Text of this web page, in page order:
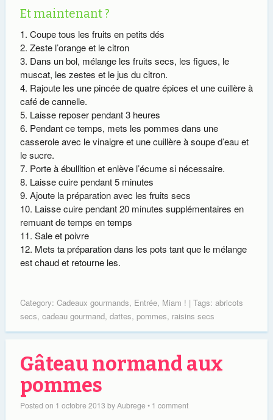
Et maintenant ?
Coupe tous les fruits en petits dés
Zeste l’orange et le citron
Dans un bol, mélange les fruits secs, les figues, le
muscat, les zestes et le jus du citron.
Rajoute les une pincée de quatre épices et une cuillère à
café de cannelle.
Laisse reposer pendant 3 heures
Pendant ce temps, mets les pommes dans une
casserole avec le vinaigre et une cuillère à soupe d’eau et
le sucre.
Porte à ébullition et enlève l’écume si nécessaire.
Laisse cuire pendant 5 minutes
Ajoute la préparation avec les fruits secs
Laisse cuire pendant 20 minutes supplémentaires en
remuant de temps en temps
Sale et poivre
Mets ta préparation dans les pots tant que le mélange
est chaud et retourne les.
Category: Cadeaux gourmands, Entrée, Miam ! | Tags: abricots
secs, cadeau gourmand, dattes, pommes, raisins secs
Gâteau normand aux
pommes
Posted on 1 octobre 2013 byAubrege • 1 comment